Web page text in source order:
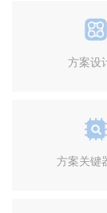
方案设
方案关键